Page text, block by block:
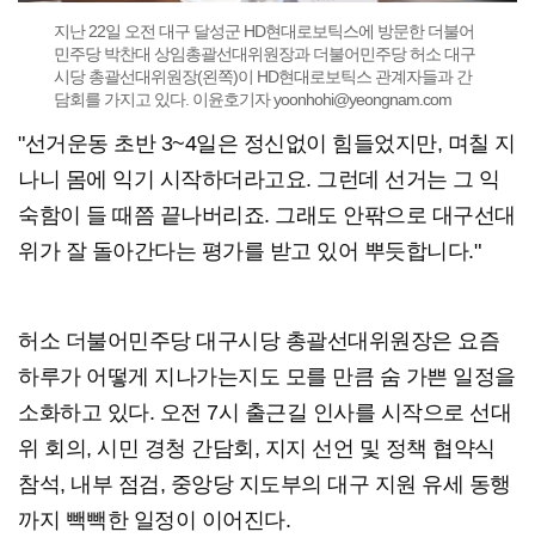
지난 22일 오전 대구 달성군 HD현대로보틱스에 방문한 더불어
민주당 박찬대 상임총괄선대위원장과 더불어민주당 허소 대구
시당 총괄선대위원장(왼쪽)이 HD현대로보틱스 관계자들과 간
담회를 가지고 있다. 이윤호기자 yoonhohi@yeongnam.com
"선거운동 초반 3~4일은 정신없이 힘들었지만, 며칠 지
나니 몸에 익기 시작하더라고요. 그런데 선거는 그 익
숙함이 들 때쯤 끝나버리죠. 그래도 안팎으로 대구선대
위가 잘 돌아간다는 평가를 받고 있어 뿌듯합니다."
허소 더불어민주당 대구시당 총괄선대위원장은 요즘
하루가 어떻게 지나가는지도 모를 만큼 숨 가쁜 일정을
소화하고 있다. 오전 7시 출근길 인사를 시작으로 선대
위 회의, 시민 경청 간담회, 지지 선언 및 정책 협약식
참석, 내부 점검, 중앙당 지도부의 대구 지원 유세 동행
까지 빽빽한 일정이 이어진다.